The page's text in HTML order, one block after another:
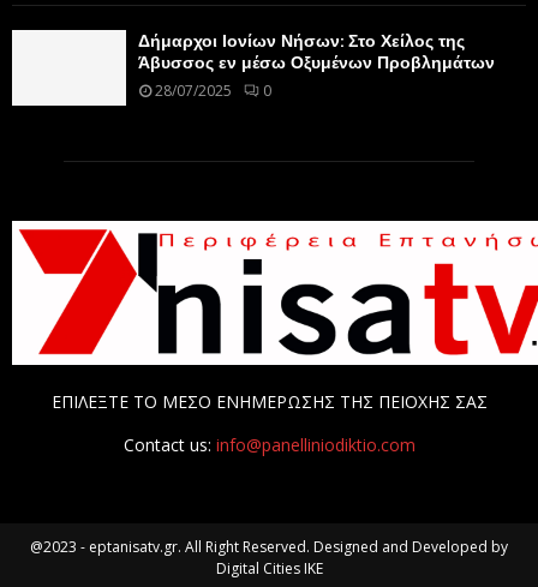
Δήμαρχοι Ιονίων Νήσων: Στο Χείλος της
Άβυσσος εν μέσω Οξυμένων Προβλημάτων
28/07/2025 0
ΕΠΙΛΕΞΤΕ ΤΟ ΜΕΣΟ ΕΝΗΜΕΡΩΣΗΣ ΤΗΣ ΠΕΙΟΧΗΣ ΣΑΣ
Contact us: info@panelliniodiktio.com
@2023 - eptanisatv.gr. All Right Reserved. Designed and Developed by
Digital Cities IKE